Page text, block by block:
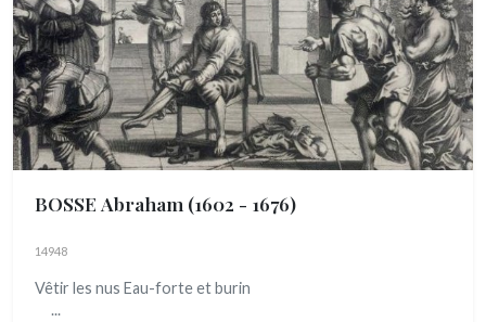
BOSSE Abraham (1602 - 1676)
14948
Vêtir les nus Eau-forte et burin
...